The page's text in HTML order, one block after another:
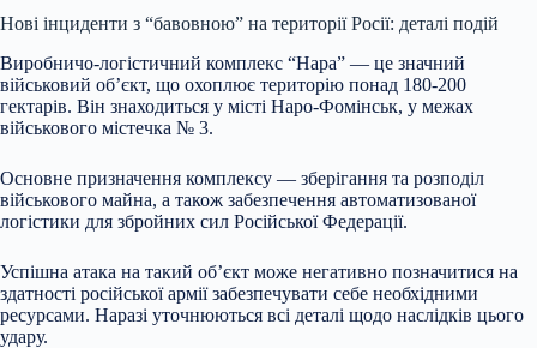
Нові інциденти з “бавовною” на території Росії: деталі подій
Виробничо-логістичний комплекс “Нара” — це значний
військовий об’єкт, що охоплює територію понад 180-200
гектарів. Він знаходиться у місті Наро-Фомінськ, у межах
військового містечка № 3.
Основне призначення комплексу — зберігання та розподіл
військового майна, а також забезпечення автоматизованої
логістики для збройних сил Російської Федерації.
Успішна атака на такий об’єкт може негативно позначитися на
здатності російської армії забезпечувати себе необхідними
ресурсами. Наразі уточнюються всі деталі щодо наслідків цього
удару.